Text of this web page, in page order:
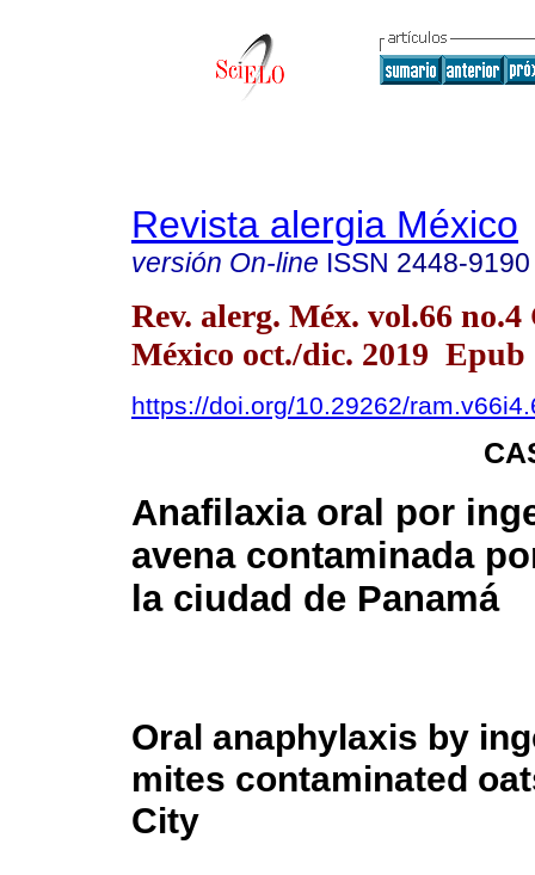
Revista alergia México
versión On-line ISSN 2448-9190
Rev. alerg. Méx. vol.66
México oct./dic. 2019 Epub
https://doi.org/10.29262/
Anafilaxia oral por
avena contaminada
la ciudad de Panamá
Oral anaphylaxis by
mites contaminated
City